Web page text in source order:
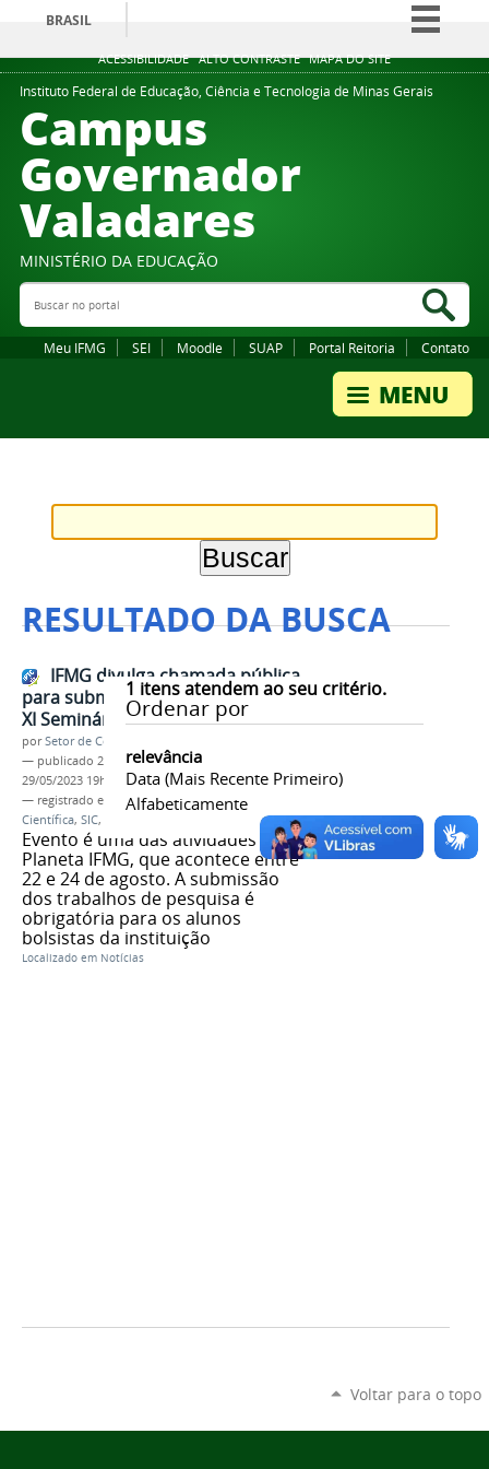
ACESSIBILIDADE ALTO CONTRASTE MAPA DO SITE
BRASIL
Simplifique!
Comunica BR
Instituto Federal de Educação, Ciência e Tecnologia de Minas Gerais
Campus
Governador
Valadares
MINISTÉRIO DA EDUCAÇÃO
Buscar no portal
Meu IFMG SEI Moodle SUAP Portal Reitoria Contato
RESULTADO DA BUSCA
1 itens atendem ao seu critério.
Ordenar por
relevância
Data (mais Recente Primeiro)
Alfabeticamente
IFMG divulga chamada pública
para submissão de trabalhos no
XI Seminário de Iniciação Científica
porSetor de Comunicação
— publicado 29/05/2023—última modificação
29/05/2023 19h50
— registrado em:
Seminário de Iniciação
Científica, SIC,
Evento é uma das atividades do
Planeta IFMG, que acontece entre
22 e 24 de agosto. A submissão
dos trabalhos de pesquisa é
obrigatória para os alunos
bolsistas da instituição
Localizado em Notícias
Voltar para o topo